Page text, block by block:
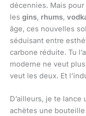
décennies. Mais pour
les gins, rhums,
âge, ces nouvelles
séduisant entre
carbone réduite. Tu
moderne ne veut
veut les deux. Et
D’ailleurs, je te
achètes une bouteille